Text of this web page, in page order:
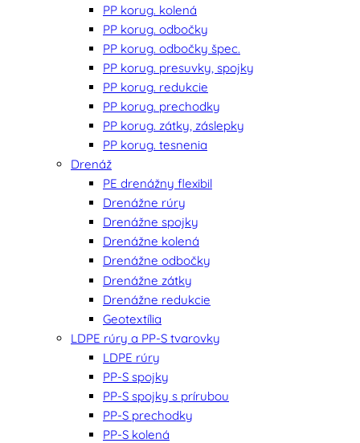
PP korug. kolená
PP korug. odbočky
PP korug. odbočky špec.
PP korug. presuvky, spojky
PP korug. redukcie
PP korug. prechodky
PP korug. zátky, záslepky
PP korug. tesnenia
Drenáž
PE drenážny flexibil
Drenážne rúry
Drenážne spojky
Drenážne kolená
Drenážne odbočky
Drenážne zátky
Drenážne redukcie
Geotextília
LDPE rúry a PP-S tvarovky
LDPE rúry
PP-S spojky
PP-S spojky s prírubou
PP-S prechodky
PP-S kolená